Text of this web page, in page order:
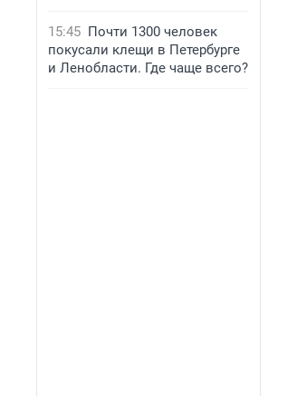
15:45 Почти 1300 человек
покусали клещи в Петербурге
и Ленобласти. Где чаще всего?